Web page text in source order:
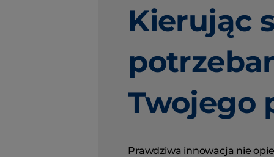
Kierując
Twojego
Prawdziwa innowacja nie